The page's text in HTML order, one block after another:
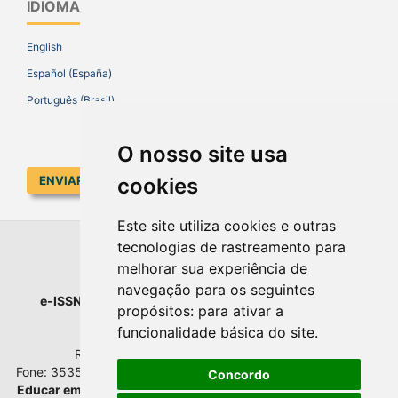
O nosso site usa
cookies
Este site utiliza cookies e outras
tecnologias de rastreamento para
melhorar sua experiência de
navegação para os seguintes
propósitos: para ativar a
funcionalidade básica do site.
Concordo
IDIOMA
English
Español (España)
Português (Brasil)
ENVIAR SUBMISSÃO
EDUCAR EM REVISTA
e-ISSN : 1984-0411 | Prefixo DOI : 10.1590 | Qualis
Universidade Federal do Paraná
Setor de Educação - Campus Rebouças
Rua Rockefeller, nº 57, 2.º andar - Sala 202
Fone: 3535-6207 | Bairro: Rebouças | Curitiba - Paraná - Brasil
Educar em Revistaesta licenciada comCreative Commons BY